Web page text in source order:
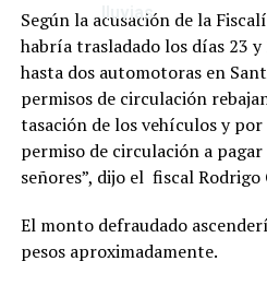
lluvias
Según la acusación de la
habría trasladado los días 23
hasta dos automotoras en
permisos de circulación
tasación de los vehículos y
permiso de circulación a
señores”, dijo el fiscal Rodrigo
El monto defraudado
pesos aproximadamente.